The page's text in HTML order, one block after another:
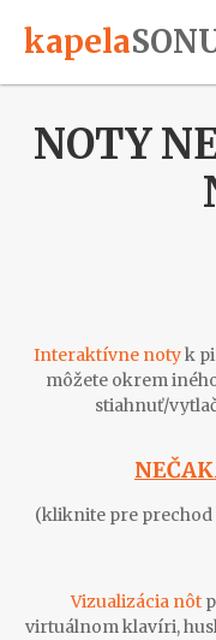
kapela
NOTY
Interaktívne notyk
môžete okrem
stiahnuť/
(kliknite pre prechod
Vizualizácia nôt
virtuálnom klavíri,